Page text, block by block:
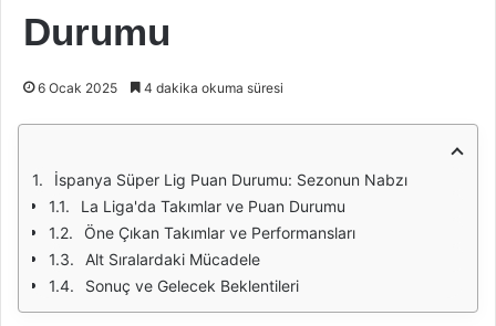
Durumu
6 Ocak 2025 4 dakika okuma süresi
İspanya Süper Lig Puan Durumu: Sezonun Nabzı
La Liga'da Takımlar ve Puan Durumu
Öne Çıkan Takımlar ve Performansları
Alt Sıralardaki Mücadele
Sonuç ve Gelecek Beklentileri